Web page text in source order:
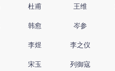
杜甫 王维
韩愈 岑参
李煜 李之仪
宋玉 列御寇